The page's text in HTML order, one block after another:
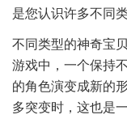
是您认识许多不同
不同类型的神奇宝
游戏中，一个保持
的角色演变成新的
多突变时，这也是